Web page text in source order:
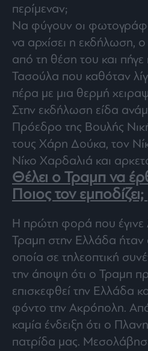
περίμεναν;
Να φύγουν οι
να αρχίσει η εκδήλωση,
από τη θέση του και πήγε
Τασούλα που καθόταν
πέρα με μια θερμή
Στην εκδήλωση είδα
Πρόεδρο της Βουλής
τους Χάρη Δούκα, τον
Νίκο Χαρδαλιά και
Θέλει ο Τραμπ να
Ποιος τον εμποδίζει;
Η πρώτη φορά που έγινε
Τραμπ στην Ελλάδα ήταν
οποία σε τηλεοπτική
την άποψη ότι ο Τραμπ
επισκεφθεί την Ελλάδα
φόντο την Ακρόπολη.
καμία ένδειξη ότι ο
πατρίδα μας.